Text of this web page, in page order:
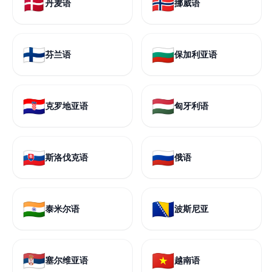
丹麦语 挪威语
🇫🇮芬兰语 🇧🇬保加利亚语
🇭🇷克罗地亚语 🇭🇺匈牙利语
🇸🇰斯洛伐克语 🇷🇺俄语
🇮🇳泰米尔语 🇧🇦波斯尼亚
🇷🇸塞尔维亚语 🇻🇳越南语